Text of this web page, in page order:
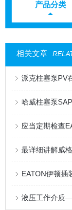
产品分类
相关文章
派克柱塞泵PV
哈威柱塞泵
应当定期检查
最详细讲解威
EATON伊顿插
液压工作介质